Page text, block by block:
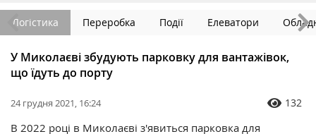
Логістика Переробка Події Елеватори
У Миколаєві збудують парковку для вантажівок,
що їдуть до порту
24 грудня 2021, 16:24 132
В 2022 році в Миколаєві з'явиться парковка для